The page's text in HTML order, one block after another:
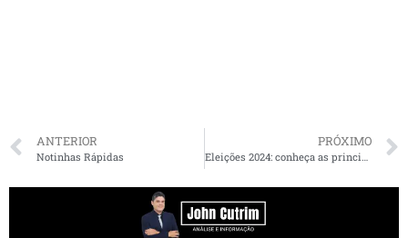
ANTERIOR
Notinhas Rápidas
PRÓXIMO
Eleições 2024: conheça as principais datas e prazos das disputas municipais